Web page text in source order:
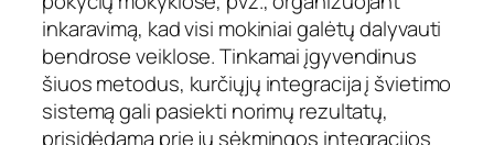
inkaravimą, kad visi mokiniai galėtų dalyvauti
bendrose veiklose. Tinkamai įgyvendinus
šiuos metodus, kurčiųjų integracija į švietimo
sistemą gali pasiekti norimų rezultatų,
prisidėdama prie jų sėkmingos integracijos